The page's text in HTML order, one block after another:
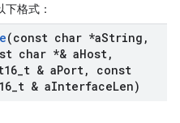
下格式：
(const char *aString ,
char *& aHost,
t & aPort,
const
t & aInterfaceLen)